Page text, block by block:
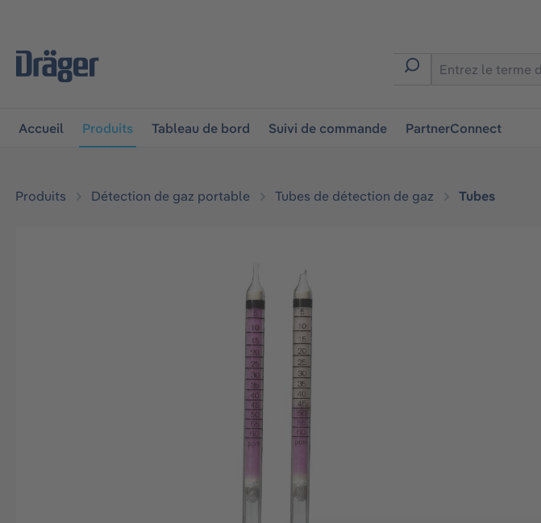
Accueil Produits Tableau de bord Suivi de commande PartnerConnect
Produits Détection de gaz portable Tubes de détection de gaz Tubes